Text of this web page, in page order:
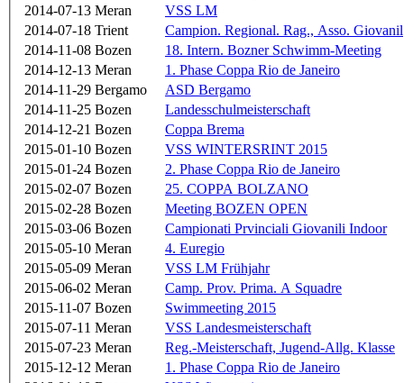
2014-07-13 Meran
VSS LM
2014-07-18 Trient
Campion. Regional. Rag., Asso. Giovanil
2014-11-08 Bozen
18. Intern. Bozner Schwimm-Meeting
2014-12-13 Meran
1. Phase Coppa Rio de Janeiro
2014-11-29 Bergamo
ASD Bergamo
2014-11-25 Bozen
Landesschulmeisterschaft
2014-12-21 Bozen
Coppa Brema
2015-01-10 Bozen
VSS WINTERSRINT 2015
2015-01-24 Bozen
2. Phase Coppa Rio de Janeiro
2015-02-07 Bozen
25. COPPA BOLZANO
2015-02-28 Bozen
Meeting BOZEN OPEN
2015-03-06 Bozen
Campionati Prvinciali Giovanili Indoor
2015-05-10 Meran
4. Euregio
2015-05-09 Meran
VSS LM Frühjahr
2015-06-02 Meran
Camp. Prov. Prima. A Squadre
2015-11-07 Bozen
Swimmeeting 2015
2015-07-11 Meran
VSS Landesmeisterschaft
2015-07-23 Meran
Reg.-Meisterschaft, Jugend-Allg. Klasse
2015-12-12 Meran
1. Phase Coppa Rio de Janeiro